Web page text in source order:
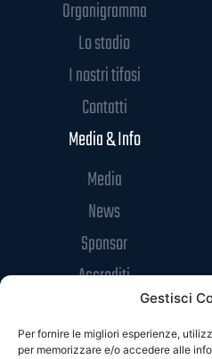
Gestisci
Per fornire le migliori esperienze,
per memorizzare e/o accedere alle
Organigramma
Lo stadio
I nostri tifosi
Contatti
Media & Info
Media
News
Sponsor
Accrediti